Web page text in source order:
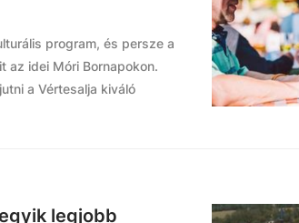
program, és persze a
az idei Móri Bornapokon.
a Vértesalja kiváló
legjobb